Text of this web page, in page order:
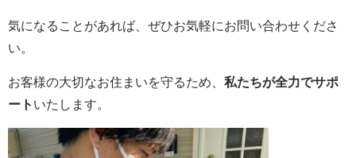
気になることがあれば、ぜひお気軽にお問い合わせくださ
い。
お客様の大切なお住まいを守るため、 私たちが全力でサポ
ート いたします。